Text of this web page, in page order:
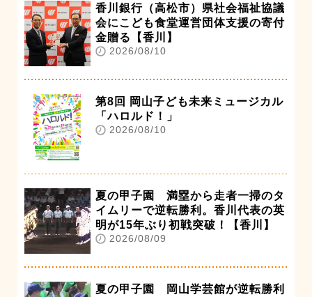
香川銀行（高松市）県社会福祉協議
会にこども食堂運営団体支援の寄付
金贈る【香川】
2026/08/10
第8回 岡山子ども未来ミュージカル
「ハロルド！」
2026/08/10
夏の甲子園 満塁から走者一掃のタ
イムリーで逆転勝利。香川代表の英
明が15年ぶり初戦突破！【香川】
2026/08/09
夏の甲子園 岡山学芸館が逆転勝利